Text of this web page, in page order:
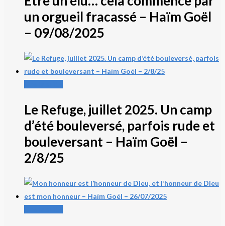
un orgueil fracassé – Haïm Goël
– 09/08/2025
Le Refuge, juillet 2025. Un camp
d’été bouleversé, parfois rude et
bouleversant – Haïm Goël –
2/8/25